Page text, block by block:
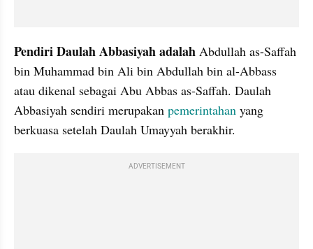
Pendiri Daulah Abbasiyah adalah Abdullah as-Saffah
bin Muhammad bin Ali bin Abdullah bin al-Abbass
atau dikenal sebagai Abu Abbas as-Saffah. Daulah
Abbasiyah sendiri merupakan pemerintahan yang
berkuasa setelah Daulah Umayyah berakhir.
ADVERTISEMENT